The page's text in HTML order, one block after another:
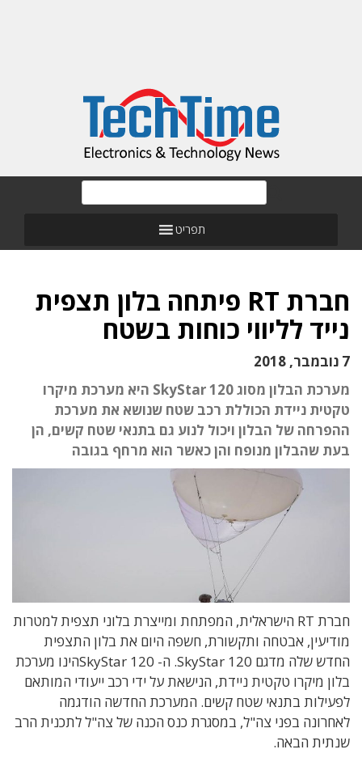
תפריט
חברת RT פיתחה בלון תצפית
נייד לליווי כוחות בשטח
7 נובמבר, 2018
מערכת הבלון מסוג SkyStar 120 היא מערכת מיקרו
טקטית ניידת הכוללת רכב שטח שנושא את מערכת
ההפרחה של הבלון ויכול לנוע גם בתנאי שטח קשים, הן
בעת שהבלון מנופח והן כאשר הוא מרחף בגובה
חברת RT הישראלית, המפתחת ומייצרת בלוני תצפית למטרות
מודיעין, אבטחה ותקשורת, חשפה היום את בלון התצפית
החדש שלה מדגם SkyStar 120. ה- SkyStar 120הינו מערכת
בלון מיקרו טקטית ניידת, הנישאת על ידי רכב ייעודי המותאם
לפעילות בתנאי שטח קשים. המערכת החדשה הודגמה
לאחרונה בפני צה"ל, במסגרת כנס הכנה של צה"ל לתכנית הרב
שנתית הבאה.